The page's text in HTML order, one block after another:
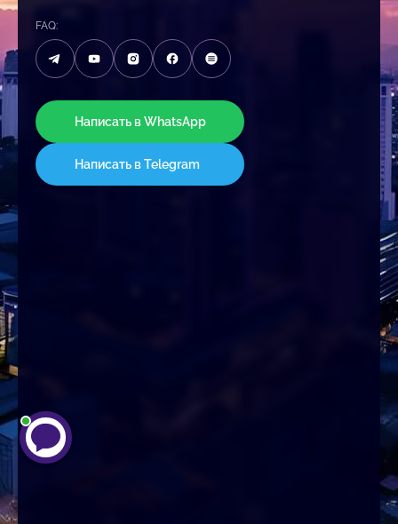
FAQ:
Написать в WhatsApp
Написать в Telegram